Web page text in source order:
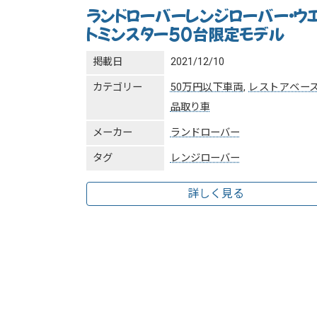
ランドローバーレンジローバー・ウ
トミンスター50台限定モデル
掲載日 2021/12/10
カテゴリー 50万円以下車両, レストアベー
品取り車
メーカー ランドローバー
タグ レンジローバー
詳しく見る